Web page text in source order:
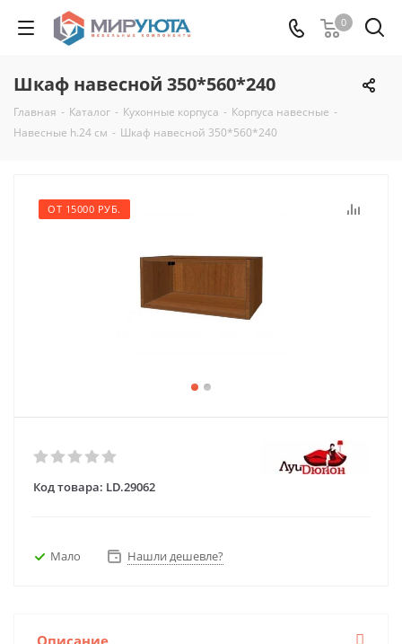
0
Шкаф навесной 350*560*240
Главная - Каталог - Кухонные корпуса - Корпуса навесные -
Навесные h.24 см - Шкаф навесной 350*560*240
ОТ 15000 РУБ.
Код товара: LD.29062
Мало Нашли дешевле?
Описание